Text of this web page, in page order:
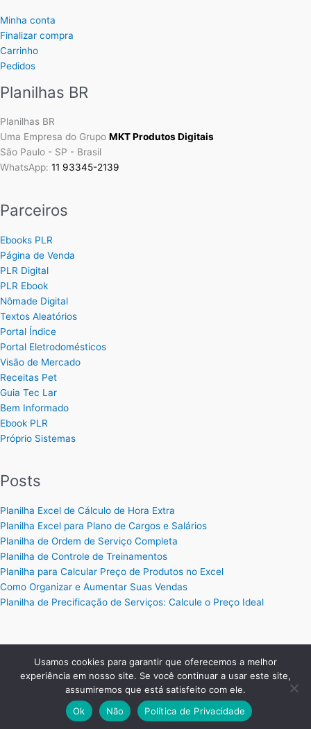
Minha conta
Finalizar compra
Carrinho
Pedidos
Planilhas BR
Planilhas BR
Uma Empresa do Grupo MKT Produtos Digitais
São Paulo - SP - Brasil
WhatsApp: 11 93345-2139
Parceiros
Ebooks PLR
Página de Venda
PLR Digital
PLR Ebook
Nômade Digital
Textos Aleatórios
Portal Índice
Portal Eletrodomésticos
Visão de Mercado
Receitas Pet
Guia Tec Lar
Bem Informado
Ebook PLR
Próprio Sistemas
Posts
Planilha Excel de Cálculo de Hora Extra
Planilha Excel para Plano de Cargos e Salários
Planilha de Ordem de Serviço Completa
Planilha de Controle de Treinamentos
Planilha para Calcular Preço de Produtos no Excel
Como Organizar e Aumentar Suas Vendas
Planilha de Precificação de Serviços: Calcule o Preço Ideal
Copyright © 2026 Planilhas Excel | Criado por:
MKT Produtos
Digitais .
Usamos cookies para garantir que oferecemos a melhor
experiência em nosso site. Se você continuar a usar este site,
assumiremos que está satisfeito com ele.
Ok
Não Política de Privacidade